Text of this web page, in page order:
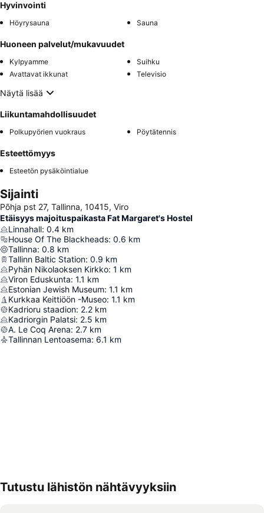
Hyvinvointi
Höyrysauna Sauna
Huoneen palvelut/mukavuudet
Kylpyamme
Suihku
Avattavat ikkunat
Televisio
Näytä lisää
Liikuntamahdollisuudet
Polkupyörien vuokraus Pöytätennis
Esteettömyys
Esteetön pysäköintialue
Sijainti
Põhja pst 27, Tallinna, 10415, Viro
Etäisyys majoituspaikasta Fat Margaret's Hostel
Linnahall: 0.4 km
House Of The Blackheads: 0.6 km
Tallinna: 0.8 km
Tallinn Baltic Station: 0.9 km
Pyhän Nikolaoksen Kirkko: 1 km
Viron Eduskunta: 1.1 km
Estonian Jewish Museum: 1.1 km
Kurkkaa Keittiöön -Museo: 1.1 km
Kadrioru staadion: 2.2 km
Kadriorgin Palatsi: 2.5 km
A. Le Coq Arena: 2.7 km
Tallinnan Lentoasema: 6.1 km
Tutustu lähistön nähtävyyksiin